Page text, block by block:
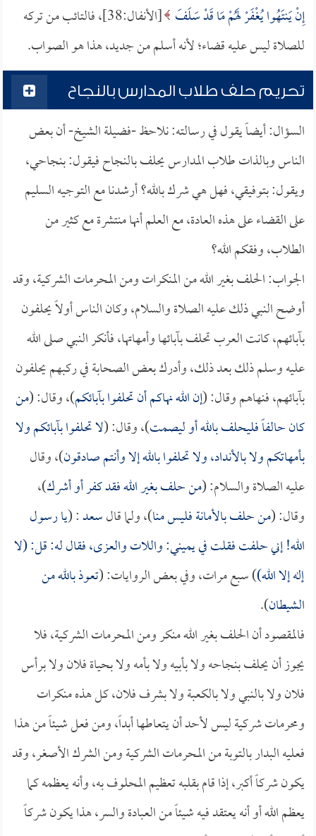
إِنْ يَنتَهُوا يُغْفَرْ لَهُمْ مَا قَدْ سَلَفَ
[الأنفال:38]، فالتائب من تركه
للصلاة ليس عليه قضاء؛ لأنه أسلم من جديد، هذا هو الصواب.
تحريم حلف طلاب المدارس بالنجاح
السؤال: أيضاً يقول في رسالته: نلاحظ -فضيلة الشيخ- أن بعض
الناس وبالذات طلاب المدارس يحلف بالنجاح فيقول: بنجاحي،
ويقول: بتوفيقي، فهل هي شرك بالله؟ أرشدنا مع التوجيه السليم
على القضاء على هذه العادة، مع العلم أنها منتشرة مع كثير من
الطلاب، وفقكم الله؟
الجواب: الحلف بغير الله من المنكرات ومن المحرمات الشركية، وقد
أوضح النبي ذلك عليه الصلاة والسلام، وكان الناس أولاً يحلفون
بآبائهم، كانت العرب تحلف بآبائها وأمهاتها، فأنكر النبي صلى الله
عليه وسلم ذلك بعد ذلك، وأدرك بعض الصحابة في ركبهم يحلفون
بآبائهم، فنهاهم وقال: (إن الله نهاكم أن تحلفوا بآبائكم)، وقال: (من
كان حالفاً فليحلف بالله أو ليصمت)، وقال: (لا تحلفوا بآبائكم ولا
بأمهاتكم ولا بالأنداد، ولا تحلفوا بالله إلا وأنتم صادقون)، وقال
عليه الصلاة والسلام: (من حلف بغير الله فقد كفر أو أشرك)،
وقال: (من حلف بالأمانة فليس منا)، ولما قالسعد: (يا رسول
الله! إني حلفت فقلت في يميني: واللات والعزى، فقال له: قل: (لا
إله إلا الله)) سبع مرات، وفي بعض الروايات: (تعوذ بالله من
الشيطان).
فالمقصود أن الحلف بغير الله منكر ومن المحرمات الشركية، فلا
يجوز أن يحلف بنجاحه ولا بأبيه ولا بأمه ولا بحياة فلان ولا برأس
فلان ولا بالنبي ولا بالكعبة ولا بشرف فلان، كل هذه منكرات
ومحرمات شركية ليس لأحد أن يتعاطها أبداً، ومن فعل شيئاً من هذا
فعليه البدار بالتوبة من المحرمات الشركية ومن الشرك الأصغر، وقد
يكون شركاً أكبر، إذا قام بقلبه تعظيم المحلوف به، وأنه يعظمه كما
يعظم الله أو أنه يعتقد فيه شيئاً من العبادة والسر، هذا يكون شركاً